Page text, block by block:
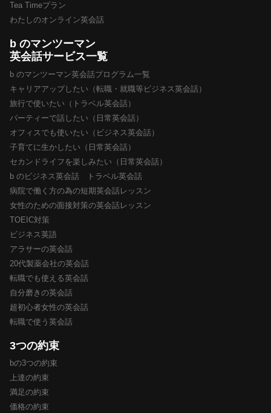
Tea Timeプラン
わたしのオンライン英会話
b のマンツーマン
英会話サービス一覧
b のマンツーマン英会話プログラム一覧
キャリアアップしたい（転職・就職等ビジネス英会話）
旅行で使いたい（トラベル英会話）
パーティーで話したい（日常英会話）
オフィスでも使いたい（ビジネス英会話）
子育てに生かしたい（日常英会話）
セカンドライフを楽しみたい（日常英会話）
b のビジネス英会話 トラベル英会話
病院で働く方の為の短期英会話レッスン
女性のための面接対策の英会話レッスン
TOEIC対策
ビジネス英語
アラサーの英会話
20代製薬会社の英会話
転職でも使える英会話
自分磨きの英会話
超初心者女性の英会話
転職で使う英会話
3つの約束
bの3つの約束
上達の約束
満足の約束
価格の約束